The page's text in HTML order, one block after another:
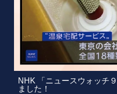
NHK 「ニュースウォッチ
ました！